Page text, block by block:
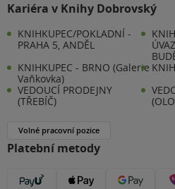
Kariéra v Knihy Dobrovský
KNIHKUPEC/POKLADNÍ -
PRAHA 5, ANDĚL
KNIHKUPEC - BRNO (Galerie
Vaňkovka)
VEDOUCÍ PRODEJNY
(TŘEBÍČ)
Volné pracovní pozice
Platební metody